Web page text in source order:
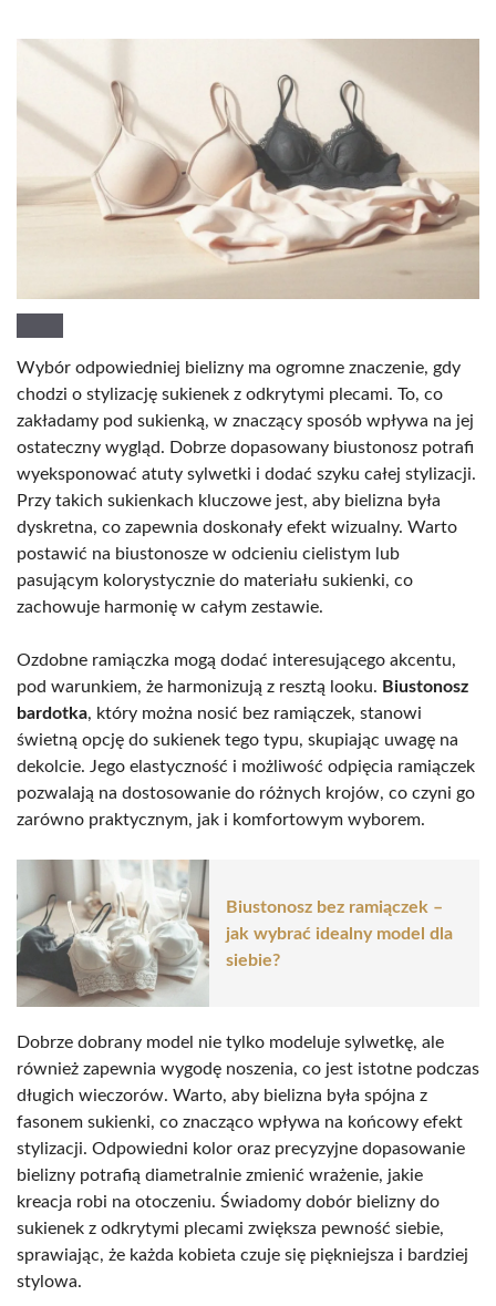
Wybór odpowiedniej bielizny ma ogromne znaczenie, gdy
chodzi o stylizację sukienek z odkrytymi plecami. To, co
zakładamy pod sukienką, w znaczący sposób wpływa na jej
ostateczny wygląd. Dobrze dopasowany biustonosz potrafi
wyeksponować atuty sylwetki i dodać szyku całej stylizacji.
Przy takich sukienkach kluczowe jest, aby bielizna była
dyskretna, co zapewnia doskonały efekt wizualny. Warto
postawić na biustonosze w odcieniu cielistym lub
pasującym kolorystycznie do materiału sukienki, co
zachowuje harmonię w całym zestawie.
Ozdobne ramiączka mogą dodać interesującego akcentu,
pod warunkiem, że harmonizują z resztą looku. Biustonosz
bardotka, który można nosić bez ramiączek, stanowi
świetną opcję do sukienek tego typu, skupiając uwagę na
dekolcie. Jego elastyczność i możliwość odpięcia ramiączek
pozwalają na dostosowanie do różnych krojów, co czyni go
zarówno praktycznym, jak i komfortowym wyborem.
Biustonosz bez ramiączek –
jak wybrać idealny model dla
siebie?
Dobrze dobrany model nie tylko modeluje sylwetkę, ale
również zapewnia wygodę noszenia, co jest istotne podczas
długich wieczorów. Warto, aby bielizna była spójna z
fasonem sukienki, co znacząco wpływa na końcowy efekt
stylizacji. Odpowiedni kolor oraz precyzyjne dopasowanie
bielizny potrafią diametralnie zmienić wrażenie, jakie
kreacja robi na otoczeniu. Świadomy dobór bielizny do
sukienek z odkrytymi plecami zwiększa pewność siebie,
sprawiając, że każda kobieta czuje się piękniejsza i bardziej
stylowa.